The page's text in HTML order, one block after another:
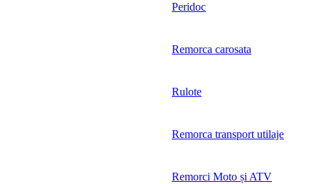
Peridoc
Remorca carosata
Rulote
Remorca transport utilaje
Remorci Moto și ATV